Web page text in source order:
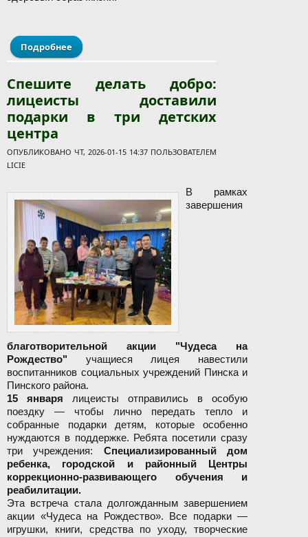
Подробнее о Учащиеся посетили антинаркотическую
площадку
Спешите делать добро:
лицеисты доставили
подарки в три детских
центра
ОПУБЛИКОВАНО ЧТ, 2026-01-15 14:37 ПОЛЬЗОВАТЕЛЕМ
LICIE
В рамках
завершения
благотворительной акции "Чудеса на
Рождество" учащиеся лицея навестили
воспитанников социальных учреждений Пинска и
Пинского района.
15 января лицеисты отправились в особую
поездку — чтобы лично передать тепло и
собранные подарки детям, которые особенно
нуждаются в поддержке. Ребята посетили сразу
три учреждения: Специализированный дом
ребенка, городской и районный Центры
коррекционно-развивающего обучения и
реабилитации.
Эта встреча стала долгожданным завершением
акции «Чудеса на Рождество». Все подарки —
игрушки, книги, средства по уходу, творческие